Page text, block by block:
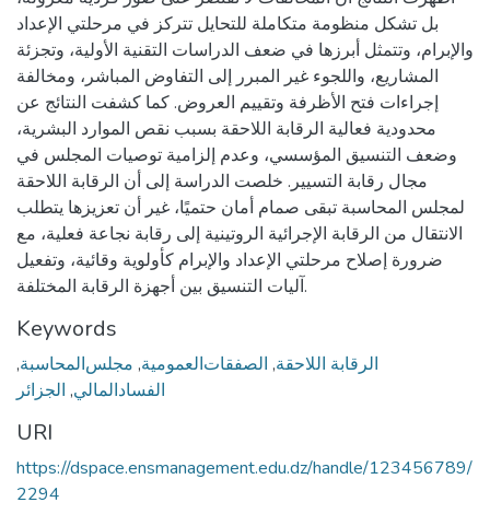
بل تشكل منظومة متكاملة للتحايل تتركز في مرحلتي الإعداد
والإبرام، وتتمثل أبرزها في ضعف الدراسات التقنية الأولية، وتجزئة
المشاريع، واللجوء غير المبرر إلى التفاوض المباشر، ومخالفة
إجراءات فتح الأظرفة وتقييم العروض. كما كشفت النتائج عن
محدودية فعالية الرقابة اللاحقة بسبب نقص الموارد البشرية،
وضعف التنسيق المؤسسي، وعدم إلزامية توصيات المجلس في
مجال رقابة التسيير. خلصت الدراسة إلى أن الرقابة اللاحقة
لمجلس المحاسبة تبقى صمام أمان حتميًا، غير أن تعزيزها يتطلب
الانتقال من الرقابة الإجرائية الروتينية إلى رقابة نجاعة فعلية، مع
ضرورة إصلاح مرحلتي الإعداد والإبرام كأولوية وقائية، وتفعيل
آليات التنسيق بين أجهزة الرقابة المختلفة.
Keywords
الرقابة اللاحقة, الصفقات‌العمومية, مجلس‌المحاسبة,
الفساد‌المالي, الجزائر
URI
https://dspace.ensmanagement.edu.dz/handle/123456789/
2294